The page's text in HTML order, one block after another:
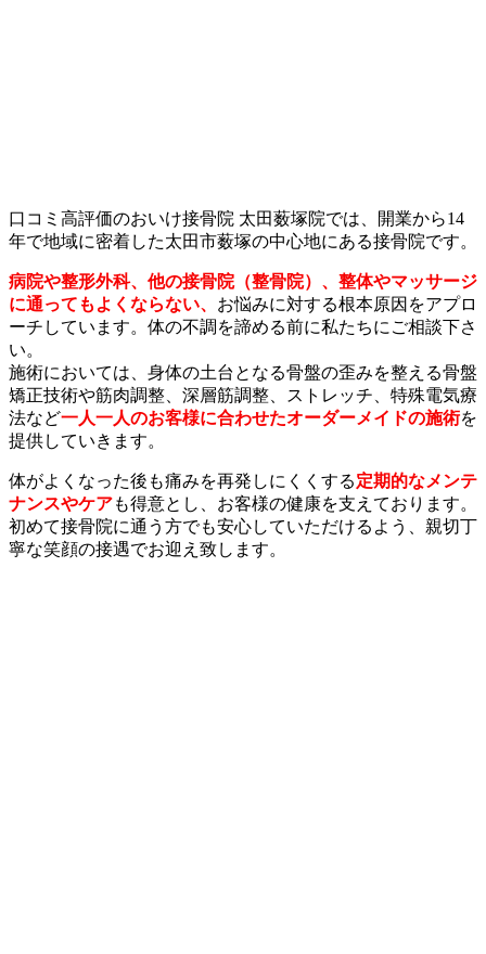
口コミ高評価のおいけ接骨院 太田薮塚院では、開業から14
年で地域に密着した太田市薮塚の中心地にある接骨院です。
病院や整形外科、他の接骨院（整骨院）、整体やマッサージ
に通ってもよくならない、 お悩みに対する根本原因をアプロ
ーチしています。体の不調を諦める前に私たちにご相談下さ
い。
施術においては、身体の土台となる骨盤の歪みを整える骨盤
矯正技術や筋肉調整、深層筋調整、ストレッチ、特殊電気療
法など一人一人のお客様に合わせたオーダーメイドの施術を
提供していきます。
体がよくなった後も痛みを再発しにくくする定期的なメンテ
ナンスやケアも得意とし、お客様の健康を支えております。
初めて接骨院に通う方でも安心していただけるよう、親切丁
寧な笑顔の接遇でお迎え致します。